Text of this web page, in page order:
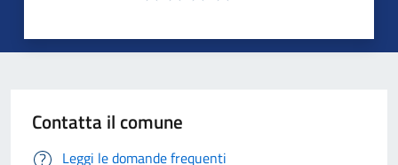
Contatta il comune
Leggi le domande frequenti